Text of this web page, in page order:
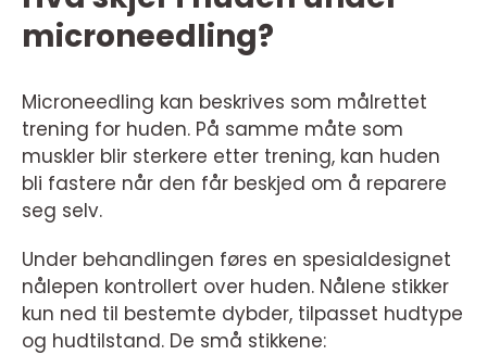
microneedling?
Microneedling kan beskrives som målrettet
trening for huden. På samme måte som
muskler blir sterkere etter trening, kan huden
bli fastere når den får beskjed om å reparere
seg selv.
Under behandlingen føres en spesialdesignet
nålepen kontrollert over huden. Nålene stikker
kun ned til bestemte dybder, tilpasset hudtype
og hudtilstand. De små stikkene: